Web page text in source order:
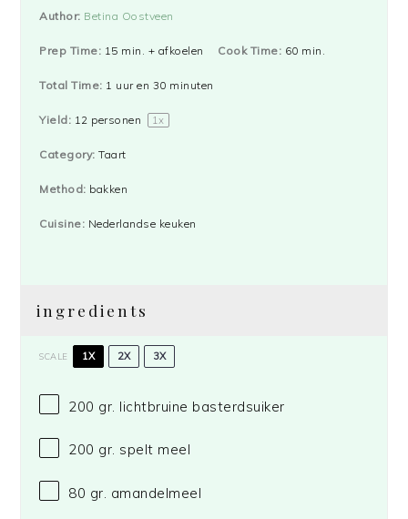
Author: Betina Oostveen
Prep Time: 15 min. + afkoelen Cook Time: 60 min.
Total Time: 1 uur en 30 minuten
Yield: 12 personen 1x
Category: Taart
Method: bakken
Cuisine: Nederlandse keuken
ingredients
SCALE 1X 2X 3X
200 gr. lichtbruine basterdsuiker
200 gr. spelt meel
80 gr. amandelmeel